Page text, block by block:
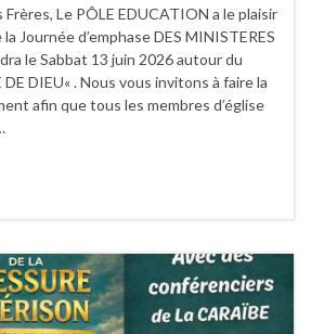
Le PÔLE EDUCATION a le plaisir
Journée d’emphase DES MINISTERES
le Sabbat 13 juin 2026 autour du
DE DIEU« . Nous vous invitons à faire la
afin que tous les membres d’église